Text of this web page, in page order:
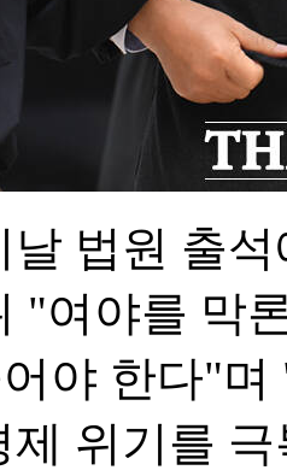
날 법원 출
"여야를 막
야 한다"
제 위기를